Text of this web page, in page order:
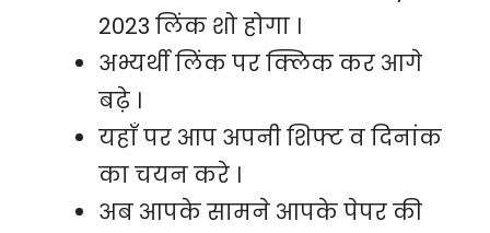
2023 लिंक शो होगा ।
अभ्यर्थी लिंक पर क्लिक कर आगे
बढ़े ।
यहाँ पर आप अपनी शिफ्ट व दिनांक
का चयन करे ।
अब आपके सामने आपके पेपर की